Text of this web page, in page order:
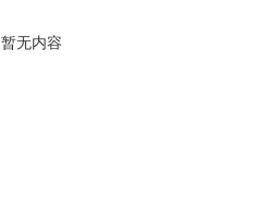
暂无内容